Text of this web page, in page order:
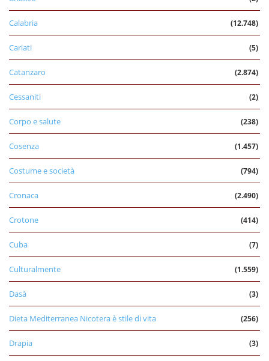
Calabria (12.748)
Cariati (5)
Catanzaro (2.874)
Cessaniti (2)
Corpo e salute (238)
Cosenza (1.457)
Costume e società (794)
Cronaca (2.490)
Crotone (414)
Cuba (7)
Culturalmente (1.559)
Dasà (3)
Dieta Mediterranea Nicotera è stile di vita (256)
Drapia (3)